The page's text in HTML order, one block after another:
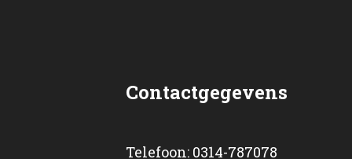
Contactgegevens
Telefoon: 0314-787078